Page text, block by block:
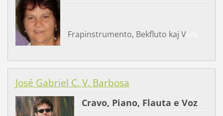
Frapinstrumento, Bekfluto kaj V
José Gabriel C. V. Barbosa
Cravo, Piano, Flauta e Voz